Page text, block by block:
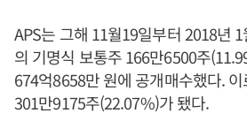
APS는 그해 11월19일부터 2018년
의 기명식 보통주 166만6500주
674억8658만 원에 공개매수했다.
301만9175주(22.07%)가 됐다.